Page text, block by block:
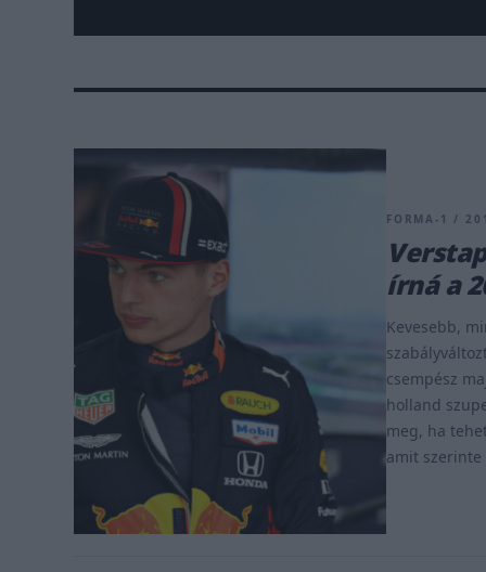
FORMA-1 /
írná a
Kevesebb,
csempész
holland
meg, ha
amit